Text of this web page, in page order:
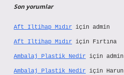
Son yorumlar
Aft Iltihap Mıdır için admin
Aft Iltihap Mıdır için Fırtına
Ambalaj Plastik Nedir için admin
Ambalaj Plastik Nedir için Harun